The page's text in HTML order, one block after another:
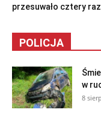
przesuwało cztery
POLICJA
w
8